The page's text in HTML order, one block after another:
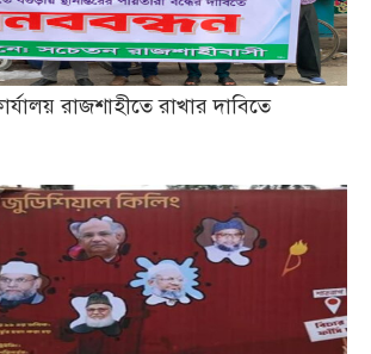
রাজশাহীতে রাখার দাবিতে